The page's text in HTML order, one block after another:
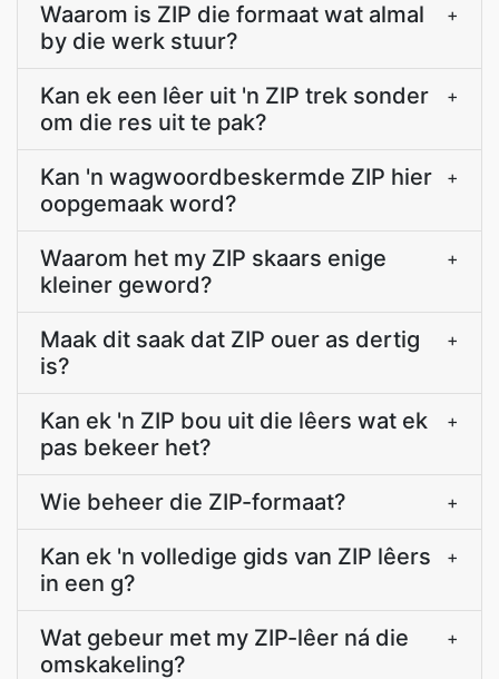
Waarom is ZIP die formaat wat almal
by die werk stuur?
+
Kan ek een lêer uit 'n ZIP trek sonder
om die res uit te pak?
+
Kan 'n wagwoordbeskermde ZIP hier
oopgemaak word?
+
Waarom het my ZIP skaars enige
kleiner geword?
+
Maak dit saak dat ZIP ouer as dertig
is?
+
Kan ek 'n ZIP bou uit die lêers wat ek
pas bekeer het?
+
Wie beheer die ZIP-formaat? +
Kan ek 'n volledige gids van ZIP lêers
in een g?
+
Wat gebeur met my ZIP-lêer ná die
omskakeling?
+